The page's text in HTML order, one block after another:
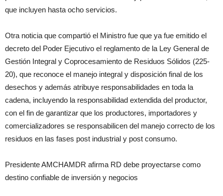
que incluyen hasta ocho servicios.
Otra noticia que compartió el Ministro fue que ya fue emitido el
decreto del Poder Ejecutivo el reglamento de la Ley General de
Gestión Integral y Coprocesamiento de Residuos Sólidos (225-
20), que reconoce el manejo integral y disposición final de los
desechos y además atribuye responsabilidades en toda la
cadena, incluyendo la responsabilidad extendida del productor,
con el fin de garantizar que los productores, importadores y
comercializadores se responsabilicen del manejo correcto de los
residuos en las fases post industrial y post consumo.
Presidente AMCHAMDR afirma RD debe proyectarse como
destino confiable de inversión y negocios